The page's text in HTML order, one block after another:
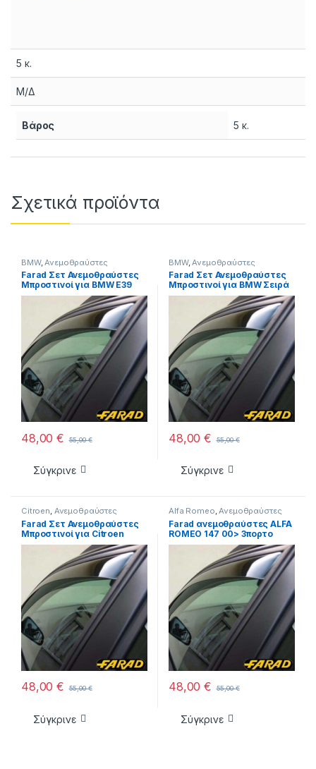
5 κ.
Μ/Δ
Βάρος 5 κ.
Σχετικά προϊόντα
BMW, Ανεμοθραύστες
Farad Σετ Ανεμοθραύστες
Μπροστινοί για BMW E39
1996-2003 4/5D 2τμχ
48,00€ 55,00€
Σύγκρινε
BMW, Ανεμοθραύστες
Farad Σετ Ανεμοθραύστες
Μπροστινοί για BMW Σειρά
5 E34 1988-1995 2τμχ
48,00€ 55,00€
Σύγκρινε
Citroen, Ανεμοθραύστες
Farad Σετ Ανεμοθραύστες
Μπροστινοί για Citroen
Berlingo 1996-2007 2τμχ
48,00€ 55,00€
Σύγκρινε
Alfa Romeo,Ανεμοθραύστες
Farad ανεμοθραύστες ALFA
ROMEO 147 00> 3πορτο
48,00€ 55,00€
Σύγκρινε